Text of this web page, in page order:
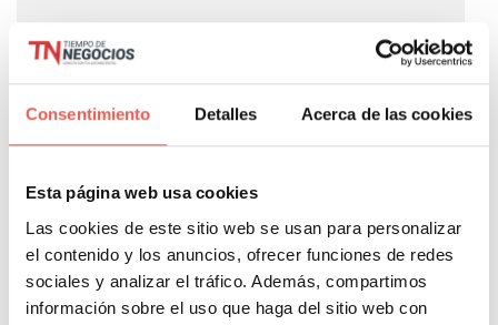
Consentimiento Detalles Acerca de las cookies
Esta página web usa cookies
Las cookies de este sitio web se usan para personalizar
el contenido y los anuncios, ofrecer funciones de redes
sociales y analizar el tráfico. Además, compartimos
información sobre el uso que haga del sitio web con
About Author
Javier Sancho Piqueras
Propietario y responsable editorial de Tiempo de
Negocios. Consultor de analítica digital con 14
años de experiencia en GA4, GTM, BigQuery y
Looker Studio para empresas como Salvat,